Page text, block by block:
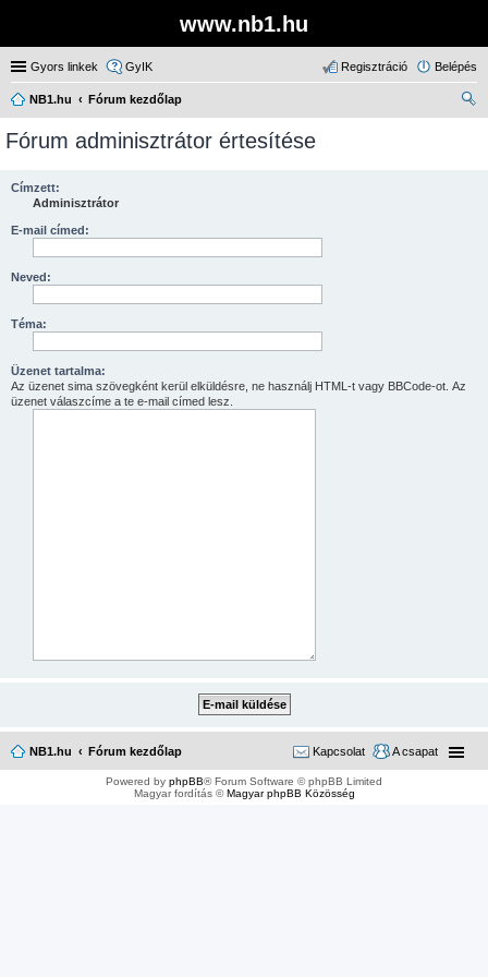
www.nb1.hu
Gyors linkek GyIK Belépés
Regisztráció
NB1.hu
Fórum kezdőlap
Fórum adminisztrátor értesítése
Címzett:
Adminisztrátor
E-mail címed:
Neved:
Téma:
Üzenet tartalma:
Az üzenet sima szövegként kerül elküldésre, ne használj HTML-t vagy BBCode-ot. Az
üzenet válaszcíme a te e-mail címed lesz.
NB1.hu Fórum kezdőlap A csapat
Kapcsolat
Powered by phpBB® Forum Software © phpBB Limited
Magyar fordítás ©Magyar phpBB Közösség